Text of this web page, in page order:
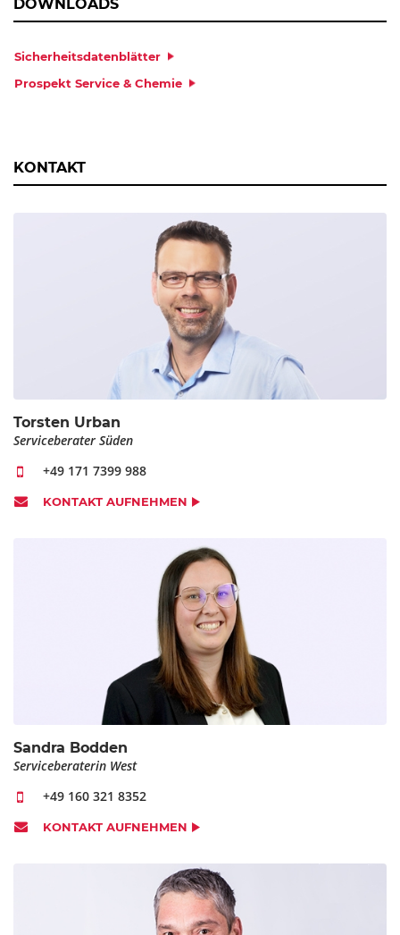
IHRE BESTELLUNG
KLARSPÜLER - FLÜSSIG
IHR STANDARDPRODUKT IST NICHT DABEI?
Hinterlassen Sie uns gerne eine Nachricht mit Bezeichnung,
Gebindegröße und Bestellmenge.
Ich willige mit dem Absenden des Formulars ein, dass meine
Daten zum Zwecke der Kontaktaufnahme oder zur
Bearbeitung der Anfrage verarbeitet werden. Ich beachte und
DOWNLOADS
Sicherheitsdatenblätter
Prospekt Service & Chemie
KONTAKT
Torsten Urban
Serviceberater Süden
+49 171 7399 988
KONTAKT AUFNEHMEN
Sandra Bodden
Serviceberaterin West
+49 160 321 8352
KONTAKT AUFNEHMEN